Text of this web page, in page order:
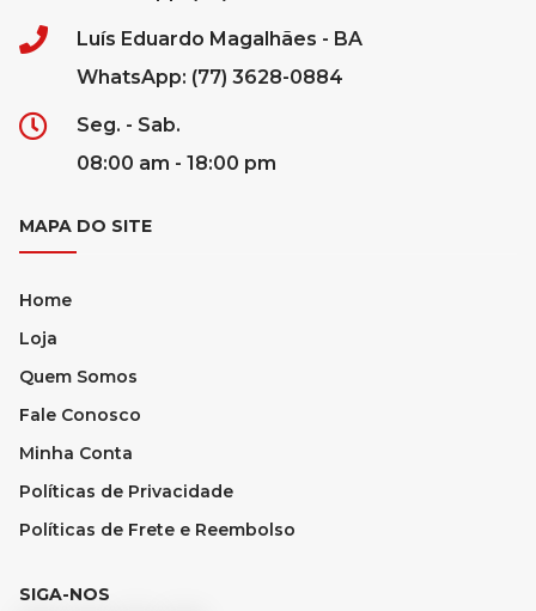
Luís Eduardo Magalhães - BA
WhatsApp: (77) 3628-0884
Seg. - Sab.
08:00 am - 18:00 pm
MAPA DO SITE
Home
Loja
Quem Somos
Fale Conosco
Minha Conta
Políticas de Privacidade
Políticas de Frete e Reembolso
SIGA-NOS